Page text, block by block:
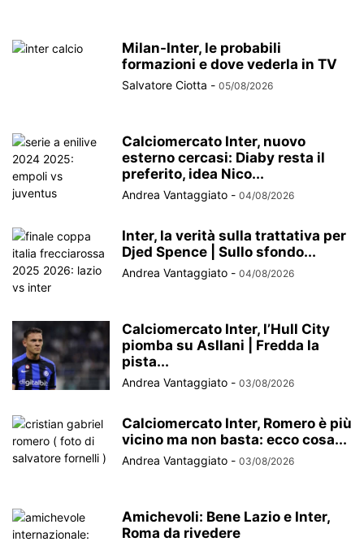
Milan-Inter, le probabili
formazioni e dove vederla in TV
Salvatore Ciotta - 05/08/2026
Calciomercato Inter, nuovo
esterno cercasi: Diaby resta il
preferito, idea Nico...
Andrea Vantaggiato - 04/08/2026
Inter, la verità sulla trattativa per
Djed Spence | Sullo sfondo...
Andrea Vantaggiato - 04/08/2026
Calciomercato Inter, l’Hull City
piomba su Asllani | Fredda la
pista...
Andrea Vantaggiato - 03/08/2026
Calciomercato Inter, Romero è più
vicino ma non basta: ecco cosa...
Andrea Vantaggiato - 03/08/2026
Amichevoli: Bene Lazio e Inter,
Roma da rivedere